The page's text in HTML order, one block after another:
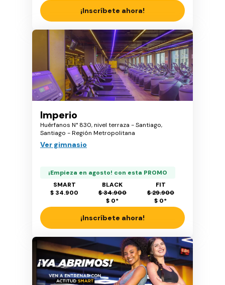
¡Inscríbete ahora!
Imperio
Huérfanos N° 830, nivel terraza - Santiago,
Santiago - Región Metropolitana
Ver gimnasio
¡Empieza en agosto! con esta PROMO
SMART
$ 34.900
BLACK
$ 34.900
$ 0*
FIT
$ 29.900
$ 0*
¡Inscríbete ahora!